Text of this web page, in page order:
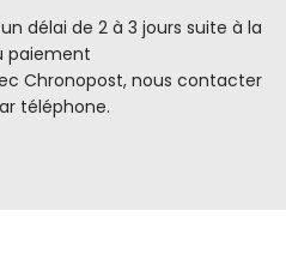
délai de 2 à 3 jours suite à la
paiement
Chronopost, nous contacter
téléphone.